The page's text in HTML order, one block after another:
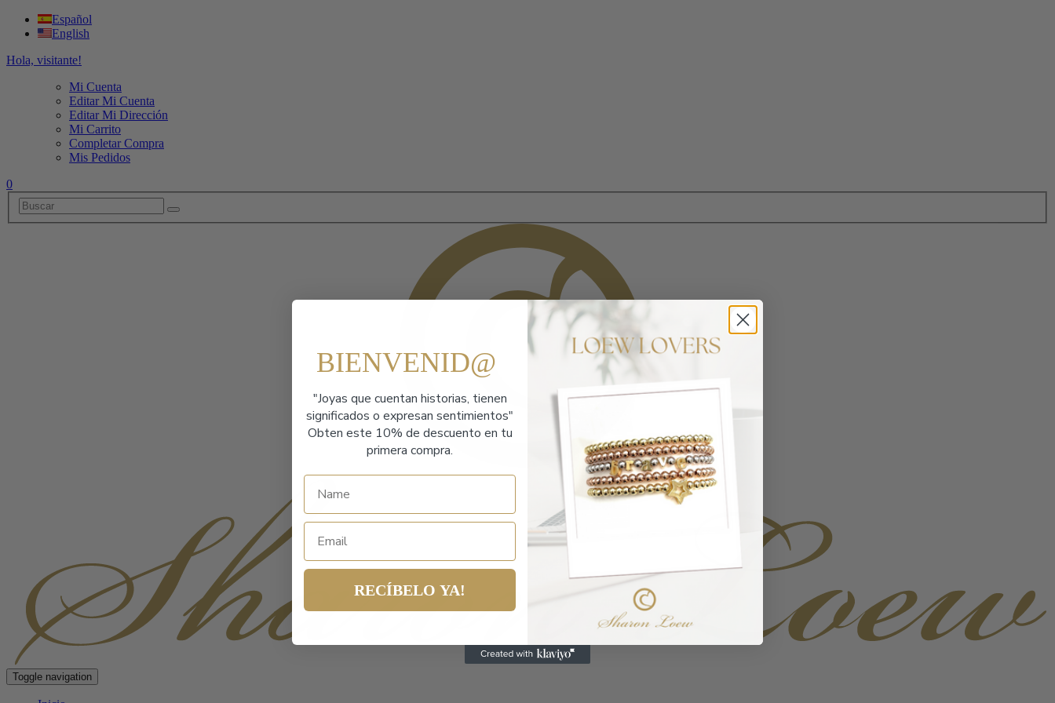
Español
English
Hola, visitante!
Mi Cuenta
Editar Mi Cuenta
Editar Mi Dirección
Mi Carrito
Completar Compra
Mis Pedidos
0
Toggle navigation
BIENVENID@
"Joyas que cuentan historias, tienen
significados o expresan sentimientos"
Obten este 10% de descuento en tu
primera compra.
RECÍBELO YA!